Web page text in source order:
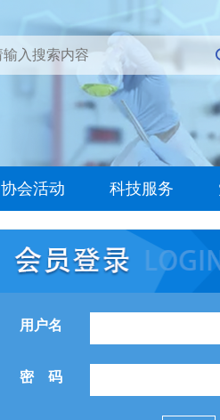
协会活动 科技服务
用户名
密 码